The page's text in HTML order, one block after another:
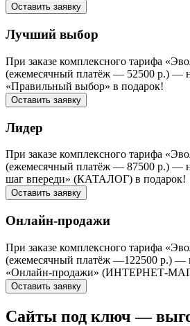
Оставить заявку
Лучший выбор
При заказе комплексного тарифа
(ежемесячный платёж — 52500 р.) —
«Правильный выбор» в подарок!
Оставить заявку
Лидер
При заказе комплексного тарифа
(ежемесячный платёж — 87500 р.) —
шаг впереди» (КАТАЛОГ) в подарок!
Оставить заявку
Онлайн-продажи
При заказе комплексного тарифа
(ежемесячный платёж —122500 р.) —
«Онлайн-продажи» (ИНТЕРНЕТ-
Оставить заявку
Сайты под ключ —